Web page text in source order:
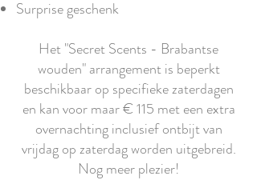
Surprise geschenk
Het "Secret Scents - Brabantse
wouden" arrangement is beperkt
beschikbaar op specifieke zaterdagen
en kan voor maar € 115 met een extra
overnachting inclusief ontbijt van
vrijdag op zaterdag worden uitgebreid.
Nog meer plezier!